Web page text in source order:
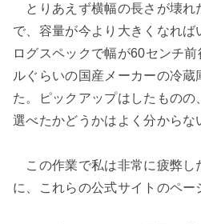
とりあえず横幅の長さが壊れ
で、容量が今より大きくなれ
ログスペックで幅が60センチ
ルぐらいの国産メーカーの冷
た。ピックアップはしたもの
選べたかどうかはよく分からな
この作業で私は非常に疲弊し
に、これらの公式サイトのペー